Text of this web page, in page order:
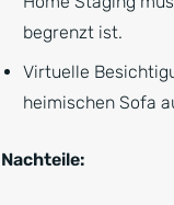
begrenzt ist.
Virtuelle
heimischen Sofa
Nachteile: